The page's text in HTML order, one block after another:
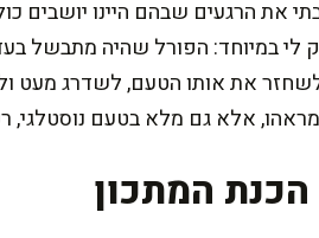
את הרגעים שבהם היינו יושבים
לי במיוחד: הפורל שהיה מתבשל
את אותו הטעם, לשדרג מעט
אלא גם מלא בטעם נוסטלגי,
המתכון